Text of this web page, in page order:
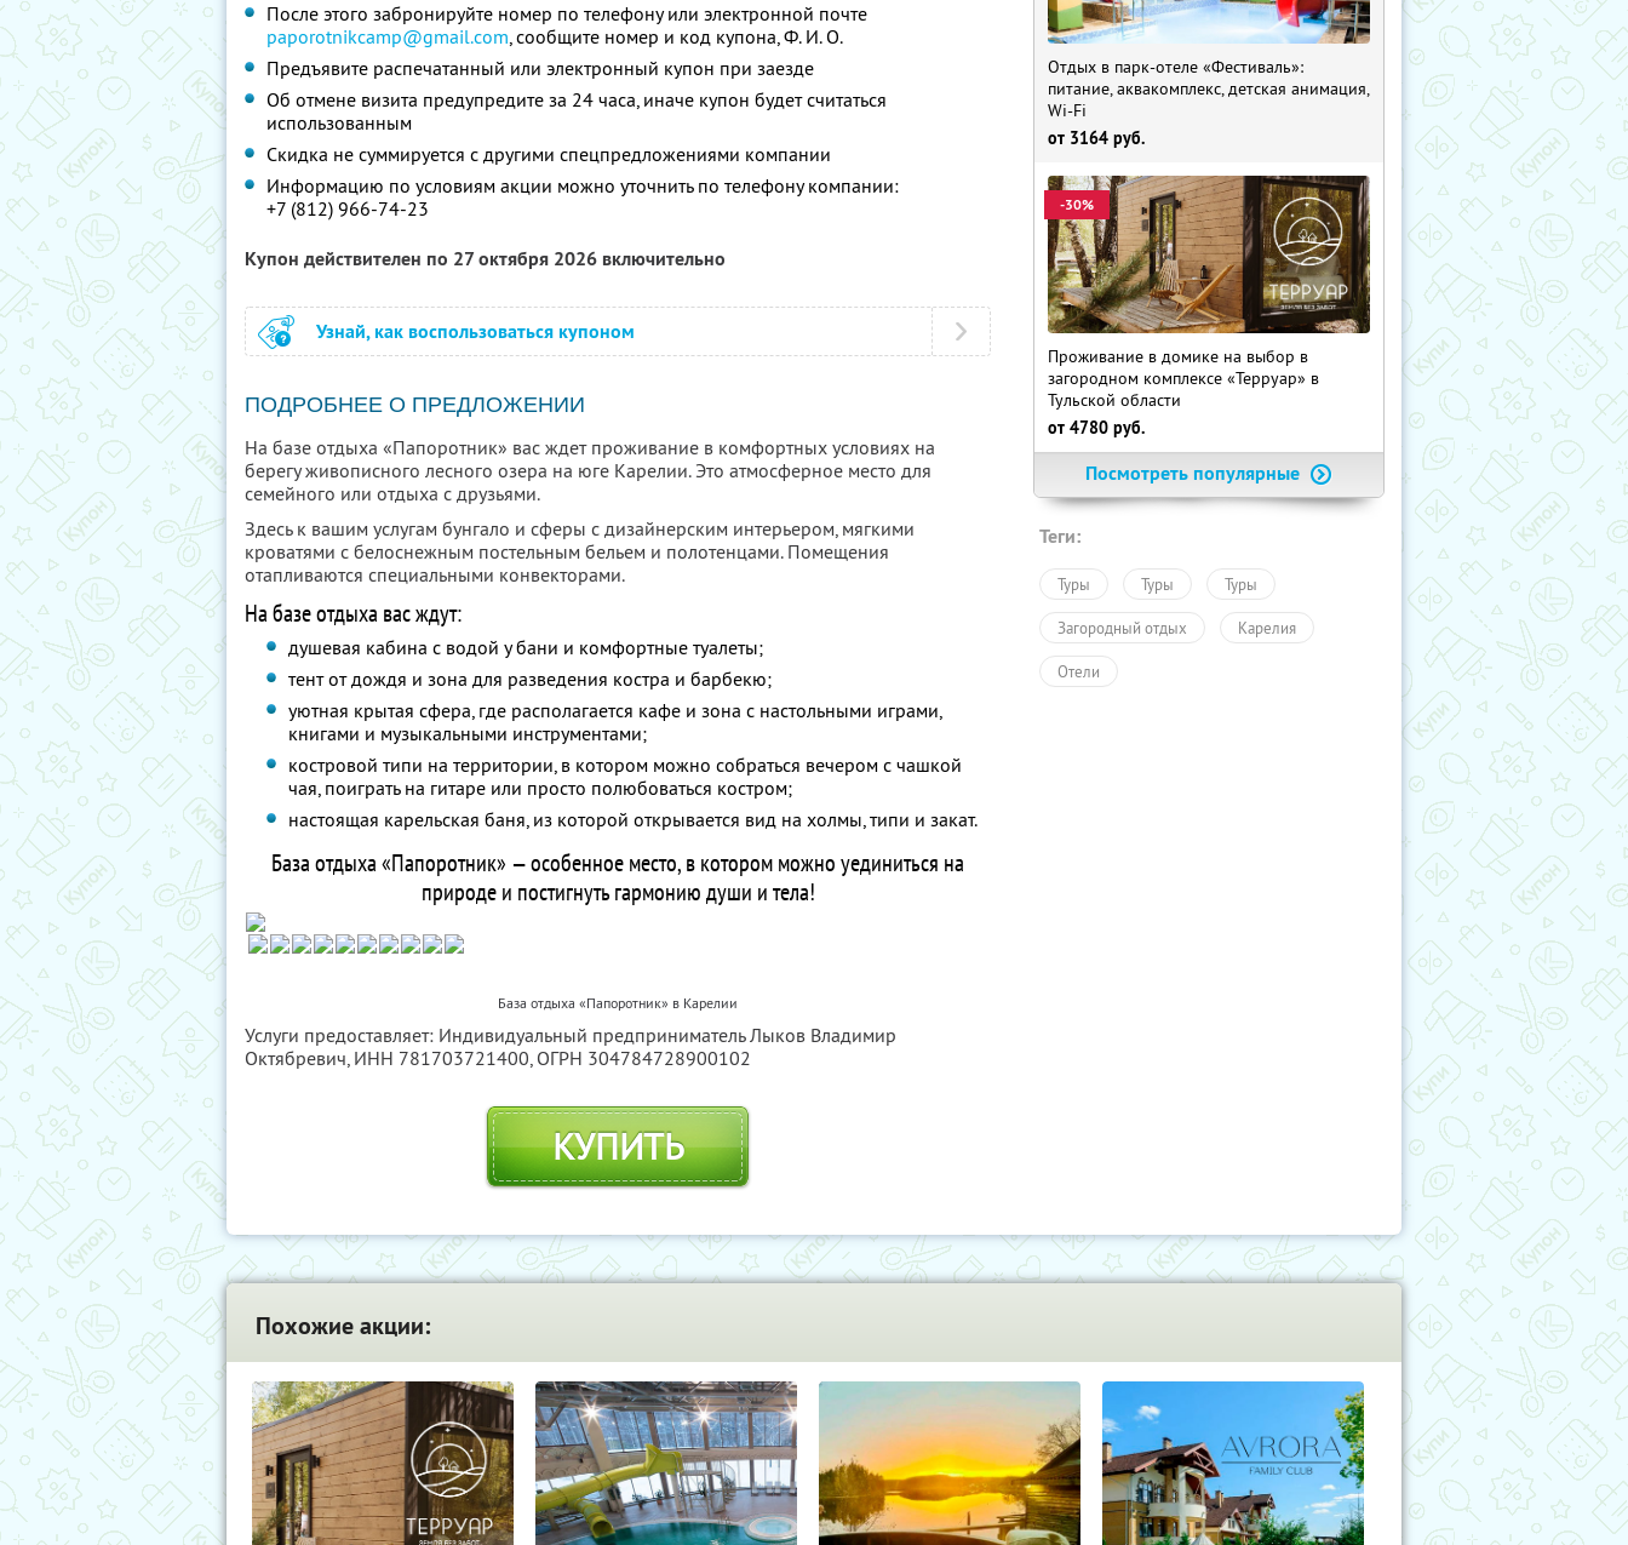
После этого забронируйте номер по телефону или электронной почте
paporotnikcamp@gmail.com, сообщите номер и код купона, Ф. И. О.
Предъявите распечатанный или электронный купон при заезде
Об отмене визита предупредите за 24 часа, иначе купон будет считаться
использованным
Скидка не суммируется с другими спецпредложениями компании
Информацию по условиям акции можно уточнить по телефону компании:
+7 (812) 966-74-23
Купон действителен по 27 октября 2026 включительно
Узнай, как воспользоваться купоном
ПОДРОБНЕЕ О ПРЕДЛОЖЕНИИ
На базе отдыха «Папоротник» вас ждет проживание в комфортных условиях на
берегу живописного лесного озера на юге Карелии. Это атмосферное место для
семейного или отдыха с друзьями.
Здесь к вашим услугам бунгало и сферы с дизайнерским интерьером, мягкими
кроватями с белоснежным постельным бельем и полотенцами. Помещения
отапливаются специальными конвекторами.
На базе отдыха вас ждут:
душевая кабина с водой у бани и комфортные туалеты;
тент от дождя и зона для разведения костра и барбекю;
уютная крытая сфера, где располагается кафе и зона с настольными играми,
книгами и музыкальными инструментами;
костровой типи на территории, в котором можно собраться вечером с чашкой
чая, поиграть на гитаре или просто полюбоваться костром;
настоящая карельская баня, из которой открывается вид на холмы, типи и закат.
База отдыха «Папоротник» — особенное место, в котором можно уединиться на
природе и постигнуть гармонию души и тела!
База отдыха «Папоротник» в Карелии
Услуги предоставляет: Индивидуальный предприниматель Лыков Владимир
Октябревич, ИНН 781703721400, ОГРН 304784728900102
КУПИТЬ
Отдых в парк-отеле «Фестиваль»:
питание, аквакомплекс, детская анимация,
Wi-Fi
от 3164 руб.
-30%
Проживание в домике на выбор в
загородном комплексе «Терруар» в
Тульской области
от 4780 руб.
Посмотреть популярные
Теги:
Туры Туры Туры
Загородный отдых Карелия
Отели
Похожие акции: